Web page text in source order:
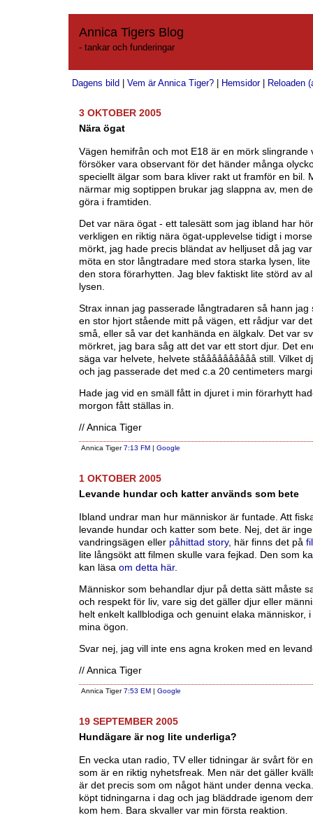
Annica Tigers Blog
- tankar och funderingar
Dagens bild Vem är Annica Tiger? Hemsidor| Reloaden
3 OKTOBER 2005
Nära ögat
Vägen hemifrån och mot E18 är en mörk slingrande
försöker vara observant för det händer många
speciellt älgar som bara kliver rakt ut framför en bil.
närmar mig soptippen brukar jag slappna av, men
göra i framtiden.
Det var nära ögat - ett talesätt som jag ibland har
verkligen en riktig nära ögat-upplevelse tidigt i
mörkt, jag hade precis bländat av helljuset då jag
möta en stor långtradare med stora starka lysen,
den stora förarhytten. Jag blev faktiskt lite störd av
lysen.
Strax innan jag passerade långtradaren så hann jag
en stor hjort stående mitt på vägen, ett rådjur var
små, eller så var det kanhända en älgkalv. Det var
mörkret, jag bara såg att det var ett stort djur. Det
säga var helvete, helvete ståååååååååå still. Vilket
och jag passerade det med c.a 20 centimeters
Hade jag vid en smäll fått in djuret i min förarhytt
morgon fått ställas in.
// Annica Tiger
Annica Tiger7:13 FM | Google
1 OKTOBER 2005
Levande hundar och katter används som bete
Ibland undrar man hur människor är funtade. Att
levande hundar och katter som bete. Nej, det är
vandringsägen eller påhittad story, här finns det på
lite långsökt att filmen skulle vara fejkad. Den som
kan läsa om detta här.
Människor som behandlar djur på detta sätt måste
och respekt för liv, vare sig det gäller djur eller
helt enkelt kallblodiga och genuint elaka människor,
mina ögon.
Svar nej, jag vill inte ens agna kroken med en
// Annica Tiger
Annica Tiger7:53 EM | Google
19 SEPTEMBER 2005
Hundägare är nog lite underliga?
En vecka utan radio, TV eller tidningar är svårt för
som är en riktig nyhetsfreak. Men när det gäller
är det precis som om något hänt under denna
köpt tidningarna i dag och jag bläddrade igenom
kom hem. Bara skvaller var min första reaktion.